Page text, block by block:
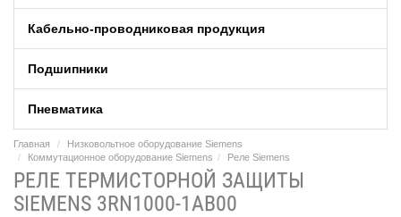
Кабельно-проводниковая продукция
Подшипники
Пневматика
Главная
Низковольтное оборудование Siemens
Коммутационное оборудование Siemens
Реле Siemens
РЕЛЕ ТЕРМИСТОРНОЙ ЗАЩИТЫ
SIEMENS 3RN1000-1AB00